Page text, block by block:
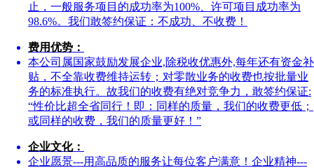
止，一般服务项目的成功率为100%、许可项目成功率为
98.6%。我们敢签约保证：不成功、不收费！
费用优势：
本公司属国家鼓励发展企业,除税收优惠外,每年还有资金补
贴，不全靠收费维持运转；对零散业务的收费也按批量业
务的标准执行。故我们的收费有绝对竞争力，敢签约保证:
“性价比超全省同行！即：同样的质量，我们的收费更低；
或同样的收费，我们的质量更好！”
企业文化：
企业愿景---用高品质的服务让每位客户满意！企业精神---